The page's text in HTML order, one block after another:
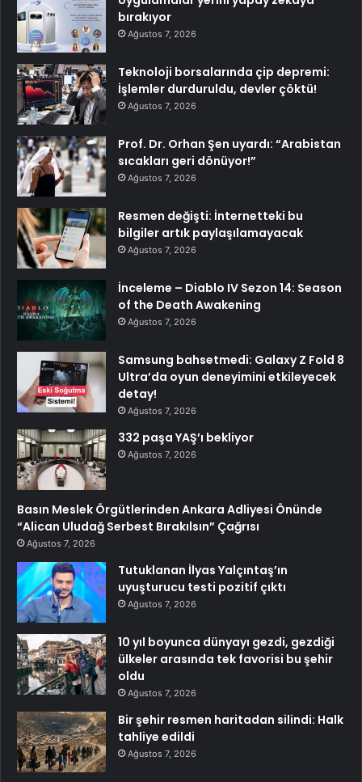
bırakıyor
Ağustos 7, 2026
Teknoloji borsalarında çip depremi:
İşlemler durduruldu, devler çöktü!
Ağustos 7, 2026
Prof. Dr. Orhan Şen uyardı: “Arabistan
sıcakları geri dönüyor!”
Ağustos 7, 2026
Resmen değişti: İnternetteki bu
bilgiler artık paylaşılamayacak
Ağustos 7, 2026
İnceleme – Diablo IV Sezon 14: Season
of the Death Awakening
Ağustos 7, 2026
Samsung bahsetmedi: Galaxy Z Fold 8
Ultra’da oyun deneyimini etkileyecek
detay!
Ağustos 7, 2026
332 paşa YAŞ’ı bekliyor
Ağustos 7, 2026
Basın Meslek Örgütlerinden Ankara Adliyesi Önünde
“Alican Uludağ Serbest Bırakılsın” Çağrısı
Ağustos 7, 2026
Tutuklanan İlyas Yalçıntaş’ın
uyuşturucu testi pozitif çıktı
Ağustos 7, 2026
10 yıl boyunca dünyayı gezdi, gezdiği
ülkeler arasında tek favorisi bu şehir
oldu
Ağustos 7, 2026
Bir şehir resmen haritadan silindi: Halk
tahliye edildi
Ağustos 7, 2026